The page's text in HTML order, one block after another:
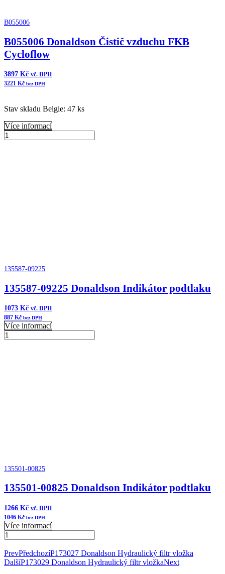
B055006
B055006 Donaldson Čistič vzduchu FKB
Cycloflow
3897 Kč vč. DPH
3221 Kč bez DPH
Stav skladu Belgie: 47 ks
Více informací
B055006
135587-09225
135587-09225 Donaldson Indikátor podtlaku
1073 Kč vč. DPH
887 Kč bez DPH
Více informací
135587-
135501-00825
135501-00825 Donaldson Indikátor podtlaku
1266 Kč vč. DPH
1046 Kč bez DPH
Více informací
135501-
Donaldson
Indikátor
PrevPředchozíP173027 Donaldson Hydraulický filtr vložka
DalšíP173029 Donaldson Hydraulický filtr vložkaNext